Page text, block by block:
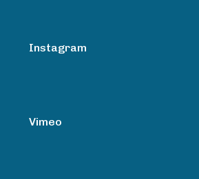
Instagram
Vimeo